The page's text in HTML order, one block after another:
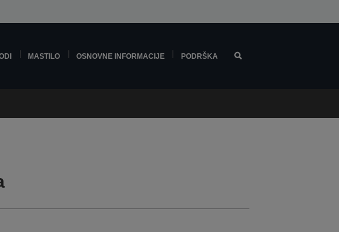
MASTILO OSNOVNE INFORMACIJE PODRŠKA